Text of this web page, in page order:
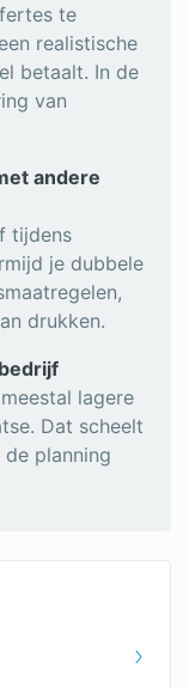
te
realistische
betaalt. In de
van
andere
tijdens
je dubbele
drukken.
lagere
Dat scheelt
planning